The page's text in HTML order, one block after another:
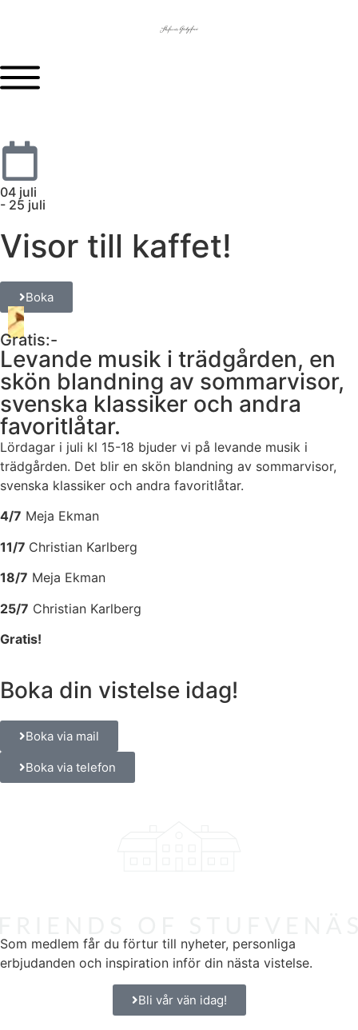
04 juli
- 25 juli
Visor till kaffet!
Boka
Gratis:-
Levande musik i trädgården, en
skön blandning av sommarvisor,
svenska klassiker och andra
favoritlåtar.
Lördagar i juli kl 15-18 bjuder vi på levande musik i
trädgården. Det blir en skön blandning av sommarvisor,
svenska klassiker och andra favoritlåtar.
4/7 Meja Ekman
11/7 Christian Karlberg
18/7 Meja Ekman
25/7 Christian Karlberg
Gratis!
Boka din vistelse idag!
Boka via mail
Boka via telefon
Som medlem får du förtur till nyheter, personliga
erbjudanden och inspiration inför din nästa vistelse.
Bli vår vän idag!